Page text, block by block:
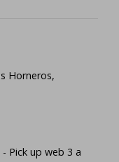
Horneros,
Pick up web 3 a